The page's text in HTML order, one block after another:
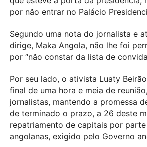
por não entrar no Palácio
Segundo uma nota do jornalista e
dirige, Maka Angola, não lhe foi
por “não constar da lista de
Por seu lado, o ativista Luaty
final de uma hora e meia de
jornalistas, mantendo a promessa
de terminado o prazo, a 26 deste
repatriamento de capitais por
angolanas, exigido pelo Governo